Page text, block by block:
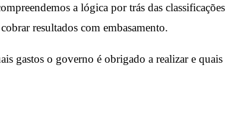
a lógica por trás das classificações
resultados com embasamento.
gastos o governo é obrigado a realizar e quais